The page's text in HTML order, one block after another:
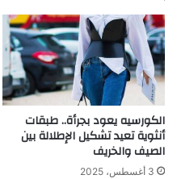
الكورسيه يعود بجرأة.. طبقات
أنثوية تعيد تشكيل الإطلالة بين
الصيف والخريف
3 أغسطس، 2025